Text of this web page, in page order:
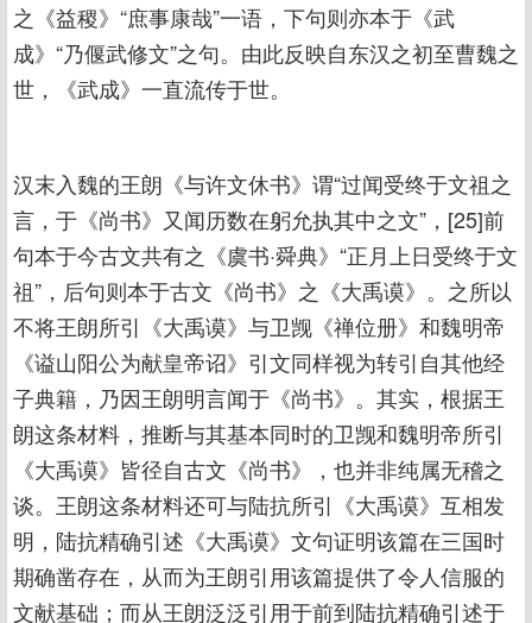
之《益稷》“庶事康哉”一语，下句则亦本于《武
成》“乃偃武修文”之句。由此反映自东汉之初至曹魏之
世，《武成》一直流传于世。
汉末入魏的王朗《与许文休书》谓“过闻受终于文祖之
言，于《尚书》又闻历数在躬允执其中之文”，[25]前
句本于今古文共有之《虞书·舜典》“正月上日受终于文
祖”，后句则本于古文《尚书》之《大禹谟》。之所以
不将王朗所引《大禹谟》与卫觊《禅位册》和魏明帝
《谥山阳公为献皇帝诏》引文同样视为转引自其他经
子典籍，乃因王朗明言闻于《尚书》。其实，根据王
朗这条材料，推断与其基本同时的卫觊和魏明帝所引
《大禹谟》皆径自古文《尚书》，也并非纯属无稽之
谈。王朗这条材料还可与陆抗所引《大禹谟》互相发
明，陆抗精确引述《大禹谟》文句证明该篇在三国时
期确凿存在，从而为王朗引用该篇提供了令人信服的
文献基础；而从王朗泛泛引用于前到陆抗精确引述于